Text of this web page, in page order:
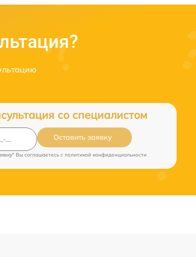
со специалистом
Оставить заявку
Вы соглашаетесь c политикой конфиденциальности